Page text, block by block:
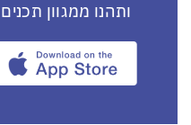
ותהנו ממגוון